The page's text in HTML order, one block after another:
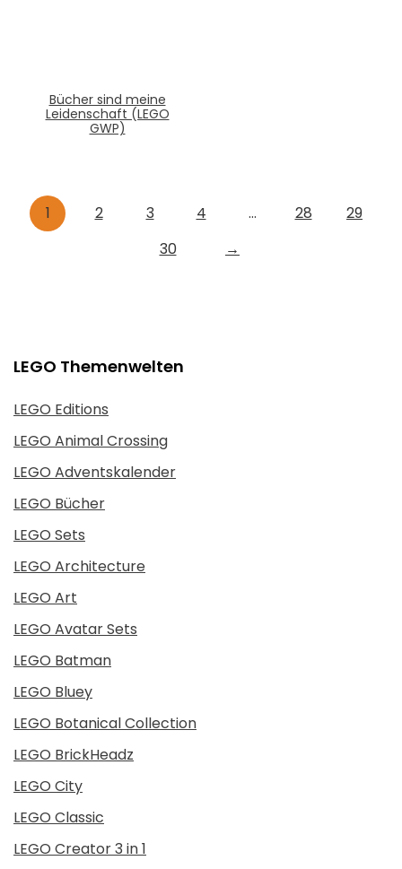
Bücher sind meine
Leidenschaft (LEGO
GWP)
1 2 3 4 … 28
29
30
→
LEGO Themenwelten
LEGO Editions
LEGO Animal Crossing
LEGO Adventskalender
LEGO Bücher
LEGO Sets
LEGO Architecture
LEGO Art
LEGO Avatar Sets
LEGO Batman
LEGO Bluey
LEGO Botanical Collection
LEGO BrickHeadz
LEGO City
LEGO Classic
LEGO Creator 3 in 1